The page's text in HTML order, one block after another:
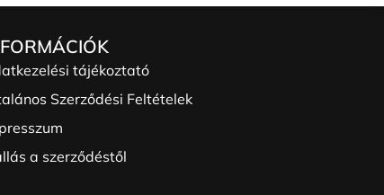
tájékoztató
Szerződési Feltételek
a szerződéstől